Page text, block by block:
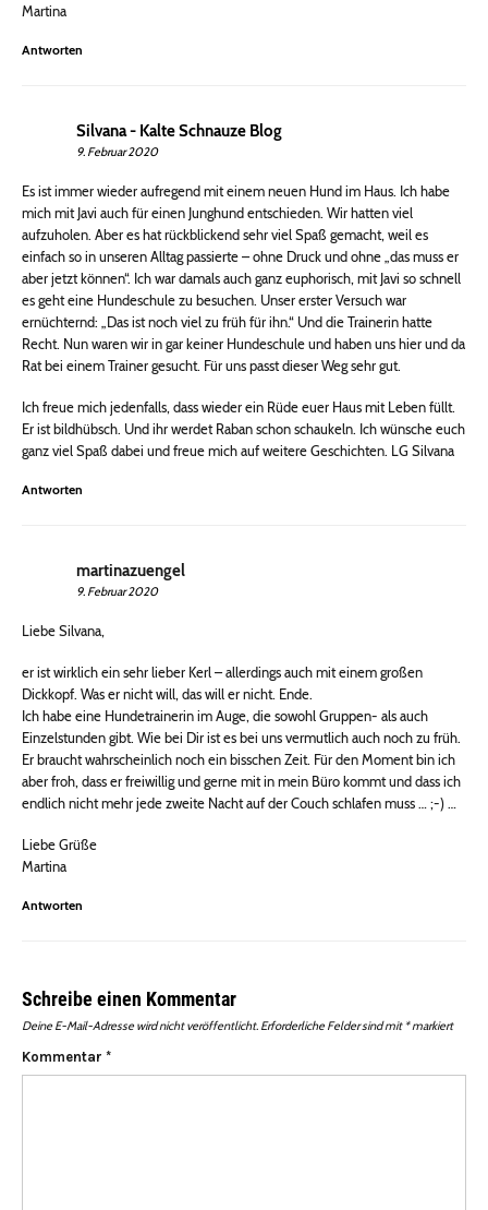
Martina
Antworten
Silvana - Kalte Schnauze Blog
9. Februar 2020
Es ist immer wieder aufregend mit einem neuen Hund im Haus. Ich habe
mich mit Javi auch für einen Junghund entschieden. Wir hatten viel
aufzuholen. Aber es hat rückblickend sehr viel Spaß gemacht, weil es
einfach so in unseren Alltag passierte – ohne Druck und ohne „das muss er
aber jetzt können“. Ich war damals auch ganz euphorisch, mit Javi so schnell
es geht eine Hundeschule zu besuchen. Unser erster Versuch war
ernüchternd: „Das ist noch viel zu früh für ihn.“ Und die Trainerin hatte
Recht. Nun waren wir in gar keiner Hundeschule und haben uns hier und da
Rat bei einem Trainer gesucht. Für uns passt dieser Weg sehr gut.
Ich freue mich jedenfalls, dass wieder ein Rüde euer Haus mit Leben füllt.
Er ist bildhübsch. Und ihr werdet Raban schon schaukeln. Ich wünsche euch
ganz viel Spaß dabei und freue mich auf weitere Geschichten. LG Silvana
Antworten
martinazuengel
9. Februar 2020
Liebe Silvana,
er ist wirklich ein sehr lieber Kerl – allerdings auch mit einem großen
Dickkopf. Was er nicht will, das will er nicht. Ende.
Ich habe eine Hundetrainerin im Auge, die sowohl Gruppen- als auch
Einzelstunden gibt. Wie bei Dir ist es bei uns vermutlich auch noch zu früh.
Er braucht wahrscheinlich noch ein bisschen Zeit. Für den Moment bin ich
aber froh, dass er freiwillig und gerne mit in mein Büro kommt und dass ich
endlich nicht mehr jede zweite Nacht auf der Couch schlafen muss … ;-) …
Liebe Grüße
Martina
Antworten
Schreibe einen Kommentar
Deine E-Mail-Adresse wird nicht veröffentlicht. Erforderliche Felder sind mit *markiert
Kommentar *